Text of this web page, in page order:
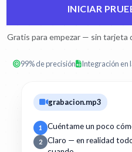
INICIAR
Gratis para empezar — sin tarjeta
99% de precisión Integración en
grabacion.mp3
1 Cuéntame un poco
2
Claro — en realidad